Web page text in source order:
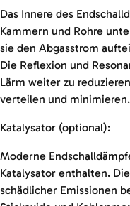
Das Innere des
Kammern und Rohre
sie den Abgasstrom
Die Reflexion und
Lärm weiter zu
verteilen und minimieren.
Katalysator (optional):
Moderne
Katalysator enthalten.
schädlicher Emissionen